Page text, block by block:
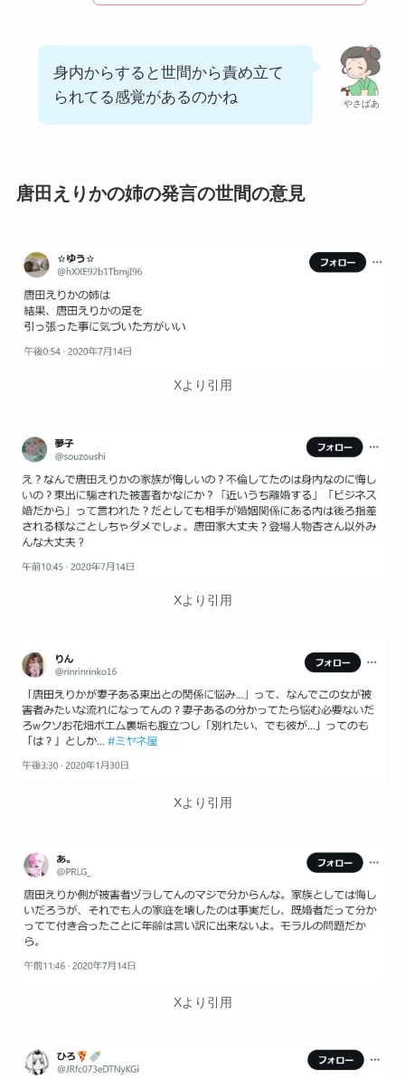
やさばあ
身内からすると世間から責め立て
られてる感覚があるのかね
唐田えりかの姉の発言の世間の意見
Xより引用
Xより引用
Xより引用
Xより引用